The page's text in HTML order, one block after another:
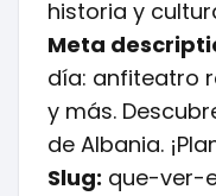
historia y
Meta
día: anfiteatro
y más.
de Albania.
Slug: que-ver-